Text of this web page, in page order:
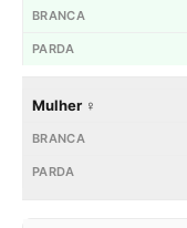
Mulher ♀